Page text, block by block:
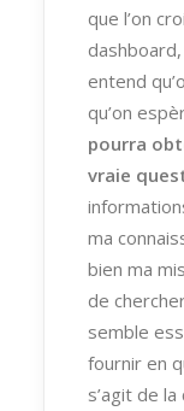
que l’on
entend
qu’on
pourra
vraie
ma
bien ma
de
semble
fournir en
s’agit de